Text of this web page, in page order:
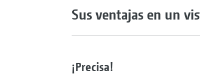
Sus ventajas en un
¡Precisa!